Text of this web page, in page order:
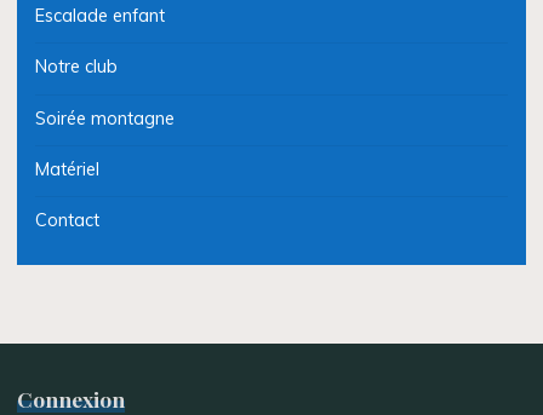
Escalade enfant
Notre club
Soirée montagne
Matériel
Contact
Connexion